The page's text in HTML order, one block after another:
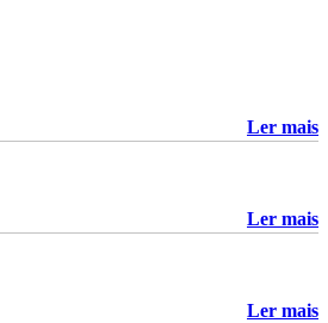
Ler mais
Ler mais
Ler mais